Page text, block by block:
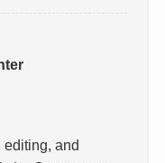
editing, and